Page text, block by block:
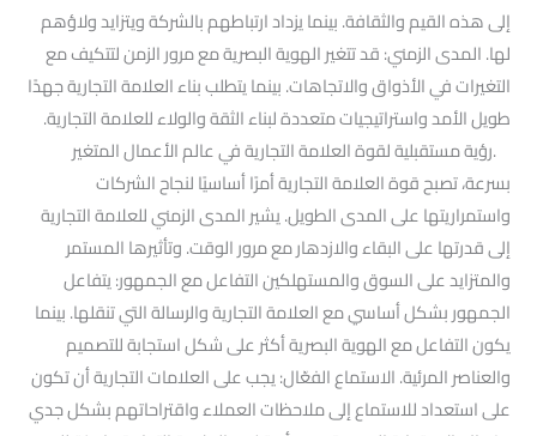
إلى هذه القيم والثقافة. بينما يزداد ارتباطهم بالشركة ويتزايد ولاؤهم
لها. المدى الزمني: قد تتغير الهوية البصرية مع مرور الزمن لتتكيف مع
التغيرات في الأذواق والاتجاهات. بينما يتطلب بناء العلامة التجارية جهدًا
طويل الأمد واستراتيجيات متعددة لبناء الثقة والولاء للعلامة التجارية.
.رؤية مستقبلية لقوة العلامة التجارية في عالم الأعمال المتغير
بسرعة، تصبح قوة العلامة التجارية أمرًا أساسيًا لنجاح الشركات
واستمراريتها على المدى الطويل. يشير المدى الزمني للعلامة التجارية
إلى قدرتها على البقاء والازدهار مع مرور الوقت. وتأثيرها المستمر
والمتزايد على السوق والمستهلكين التفاعل مع الجمهور: يتفاعل
الجمهور بشكل أساسي مع العلامة التجارية والرسالة التي تنقلها. بينما
يكون التفاعل مع الهوية البصرية أكثر على شكل استجابة للتصميم
والعناصر المرئية. الاستماع الفعّال: يجب على العلامات التجارية أن تكون
على استعداد للاستماع إلى ملاحظات العملاء واقتراحاتهم بشكل جدي